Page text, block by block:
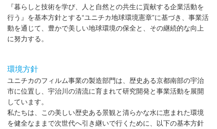
『暮らしと技術を学び、人と自然との共生に貢献する企業活動を
行う』を基本方針とする“ユニチカ地球環境憲章”に基づき、事業活
動を通じて、豊かで美しい地球環境の保全と、その継続的な向上
に努力する。
環境方針
ユニチカのフィルム事業の製造部門は、歴史ある京都南部の宇治
市に位置し、宇治川の清流に育まれて研究開発と事業活動を展開
しています。
私たちは、この美しい歴史ある景観と清らかな水に恵まれた環境
を健全なままで次世代へ引き継いで行くために、以下の基本方針